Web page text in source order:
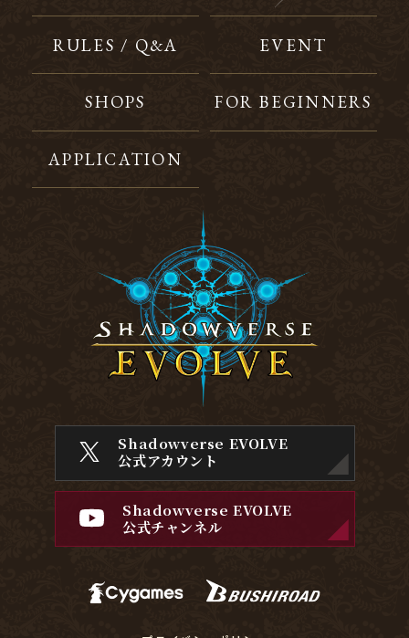
RULES / Q&A EVENT
SHOPS FOR BEGINNERS
APPLICATION
Shadowverse EVOLVE
公式アカウント
Shadowverse EVOLVE
公式チャンネル